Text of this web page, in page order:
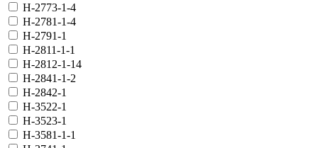
H-2773-1-4
H-2781-1-4
H-2791-1
H-2811-1-1
H-2812-1-14
H-2841-1-2
H-2842-1
H-3522-1
H-3523-1
H-3581-1-1